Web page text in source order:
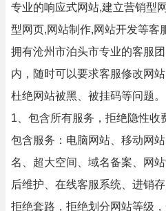
专业的响应式网站,建立营销型
型网页,网站制作,网站开发等客
拥有沧州市泊头市专业的客服
内，随时可以要求客服修改网
杜绝网站被黑、被挂码等问题。
1、包含所有服务，拒绝隐性收
包含服务：电脑网站、移动网
名、超大空间、域名备案、网
后维护、在线客服系统、进销
拒绝套路，拒绝划分网站等级